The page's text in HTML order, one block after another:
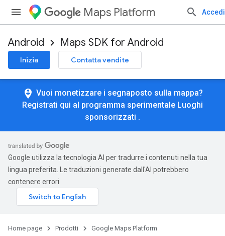
Maps Platform Accedi
Android Maps SDK for Android
Inizia Contatta vendite
person_pin_circle Vuoi monetizzare i segnaposto sulla mappa?
Registrati qui al programma sperimentale Luoghi
sponsorizzati .
Google utilizza la tecnologia AI per tradurre i contenuti nella tua
lingua preferita. Le traduzioni generate dall'AI potrebbero
contenere errori.
Home page Prodotti
Google Maps Platform